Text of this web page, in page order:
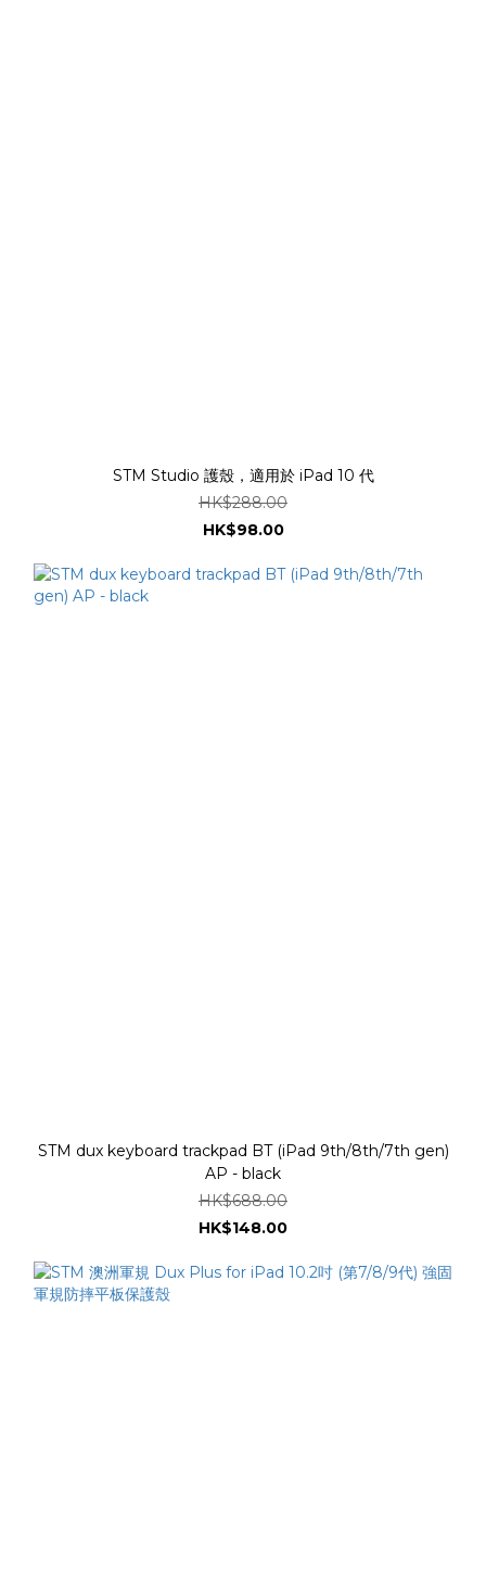
STM Studio 護殼，適用於 iPad 10 代
HK$288.00
HK$98.00
STM dux keyboard trackpad BT (iPad 9th/8th/7th gen)
AP - black
HK$688.00
HK$148.00